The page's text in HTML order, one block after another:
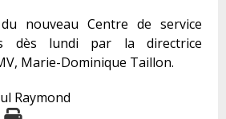
nouveau Centre de service
dès lundi par la directrice
Marie-Dominique Taillon.
Raymond